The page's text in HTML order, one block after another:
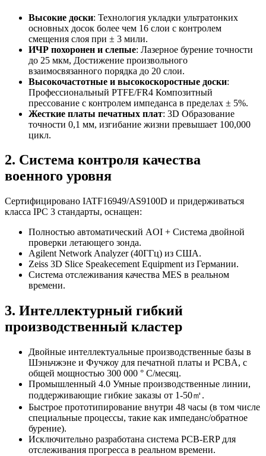
Высокие доски: Технология укладки ультратонких
основных досок более чем 16 слои с контролем
смещения слоя при ± 3 мили.
ИЧР похоронен и слепые: Лазерное бурение точности
до 25 мкм, Достижение произвольного
взаимосвязанного порядка до 20 слои.
Высокочастотные и высокоскоростные доски:
Профессиональный PTFE/FR4 Композитный
прессование с контролем импеданса в пределах ± 5%.
Жесткие платы печатных плат: 3D Образование
точности 0,1 мм, изгибание жизни превышает 100,000
цикл.
2. Система контроля качества
военного уровня
Сертифицировано IATF16949/AS9100D и придерживаться
класса IPC 3 стандарты, оснащен:
Полностью автоматический AOI + Система двойной
проверки летающего зонда.
Agilent Network Analyzer (40ГГц) из США.
Zeiss 3D Slice Speakecement Equipment из Германии.
Система отслеживания качества MES в реальном
времени.
3. Интеллектурный гибкий
производственный кластер
Двойные интеллектуальные производственные базы в
Шэньчжэне и Фучжоу для печатной платы и PCBA, с
общей мощностью 300 000 ° C/месяц.
Промышленный 4.0 Умные производственные линии,
поддерживающие гибкие заказы от 1-50㎡.
Быстрое прототипирование внутри 48 часы (в том числе
специальные процессы, такие как импеданс/обратное
бурение).
Исключительно разработана система PCB-ERP для
отслеживания прогресса в реальном времени.